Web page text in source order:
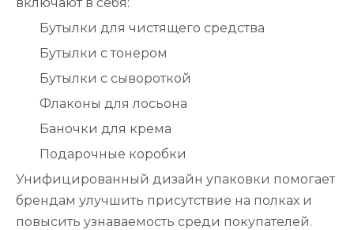
Бутылки для чистящего средства
Бутылки с тонером
Бутылки с сывороткой
Флаконы для лосьона
Баночки для крема
Подарочные коробки
Унифицированный дизайн упаковки помогает
брендам улучшить присутствие на полках и
повысить узнаваемость среди покупателей.